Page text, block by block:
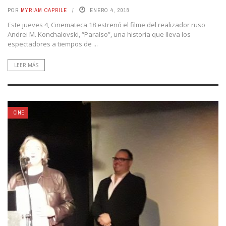
POR MYRIAM CAPRILE ENERO 4, 2018
Este jueves 4, Cinemateca 18 estrenó el filme del realizador ruso
Andrei M. Konchalovski, “Paraíso”, una historia que lleva los
espectadores a tiempos de ...
LEER MÁS
CINE